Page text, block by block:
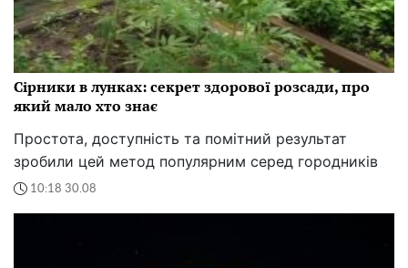
Сірники в лунках: секрет здорової розсади, про
який мало хто знає
Простота, доступність та помітний результат
зробили цей метод популярним серед городників
10:18 30.08